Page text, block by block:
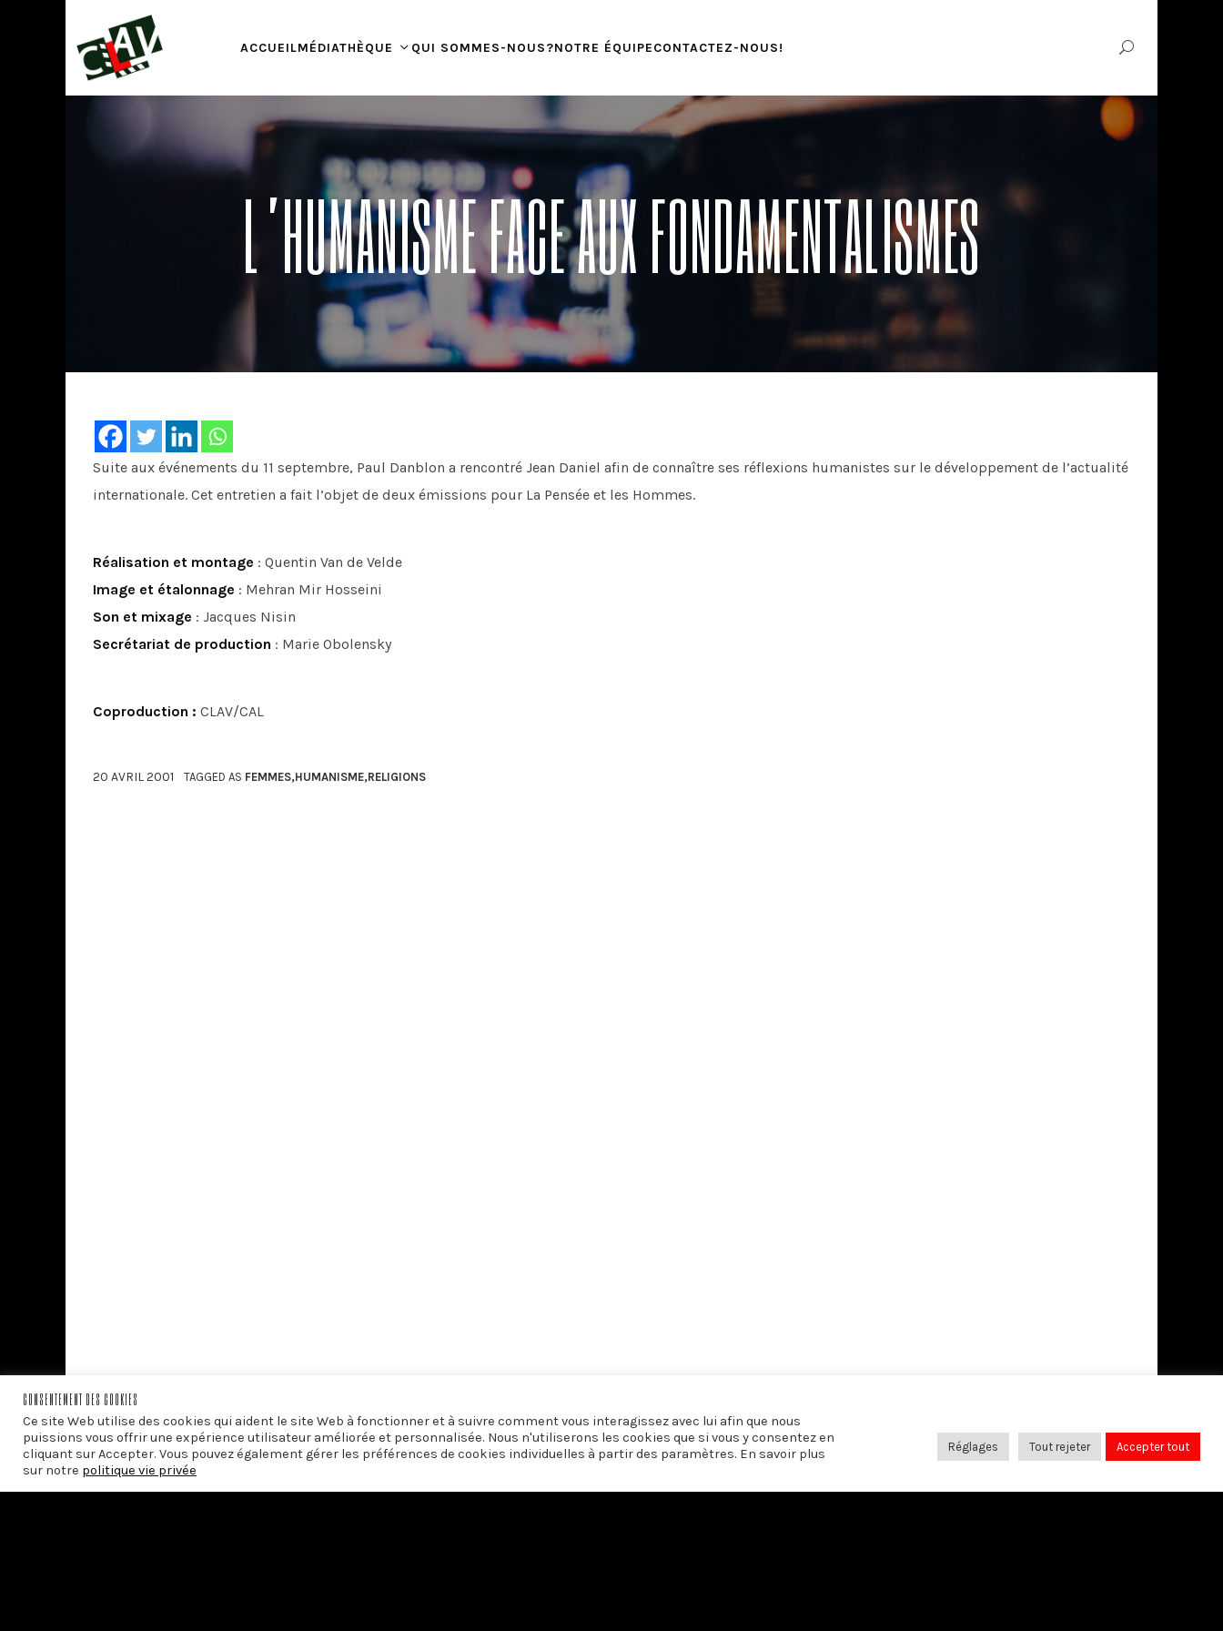
ACCUEILMÉDIATHÈQUE QUI SOMMES-NOUS?NOTRE ÉQUIPECONTACTEZ-NOUS!
L’HUMANISME FACE AUX FONDAMENTALISMES
Suite aux événements du 11 septembre, Paul Danblon a rencontré Jean Daniel afin de connaître ses réflexions humanistes sur le développement de l’actualité
internationale. Cet entretien a fait l’objet de deux émissions pour La Pensée et les Hommes.
Réalisation et montage : Quentin Van de Velde
Image et étalonnage : Mehran Mir Hosseini
Son et mixage : Jacques Nisin
Secrétariat de production : Marie Obolensky
Coproduction : CLAV/CAL
20 AVRIL 2001 TAGGED AS FEMMES,HUMANISME,RELIGIONS
PRÉCÉDENT
La Fédération Humaniste Européenne Apprendre pour demain
CONSENTEMENT DES COOKIES
Ce site Web utilise des cookies qui aident le site Web à fonctionner et à suivre comment vous interagissez avec lui afin que nous
puissions vous offrir une expérience utilisateur améliorée et personnalisée. Nous n'utiliserons les cookies que si vous y consentez en
cliquant sur Accepter. Vous pouvez également gérer les préférences de cookies individuelles à partir des paramètres. En savoir plus
sur notre politique vie privée
Réglages Tout rejeter Accepter tout